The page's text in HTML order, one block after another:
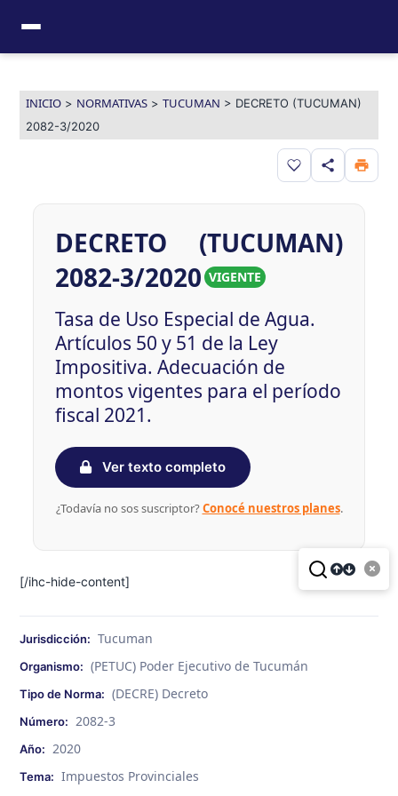
contenido
INICIO> NORMATIVAS> TUCUMAN > DECRETO (TUCUMAN)
2082-3/2020
Guardar en
DECRETO (TUCUMAN)
2082-3/2020 VIGENTE
Tasa de Uso Especial de Agua.
Artículos 50 y 51 de la Ley
Impositiva. Adecuación de
montos vigentes para el período
fiscal 2021.
Ver texto completo
¿Todavía no sos suscriptor?Conocé nuestros planes.
[/ihc-hide-content]
Jurisdicción: Tucuman
Organismo: (PETUC) Poder Ejecutivo de Tucumán
Tipo de Norma: (DECRE) Decreto
Número: 2082-3
Año: 2020
Tema: Impuestos Provinciales